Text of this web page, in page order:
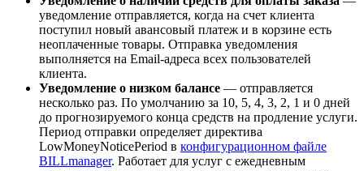
уведомление отправляется, когда на счет клиента
поступил новый авансовый платеж и в корзине есть
неоплаченные товары. Отправка уведомления
выполняется на Email-адреса всех пользователей
клиента.
Уведомление о низком балансе — отправляется
несколько раз. По умолчанию за 10, 5, 4, 3, 2, 1 и 0 дней
до прогнозируемого конца средств на продление услуги.
Период отправки определяет директива
LowMoneyNoticePeriod в конфигурационном файле
BILLmanager. Работает для услуг с ежедневным